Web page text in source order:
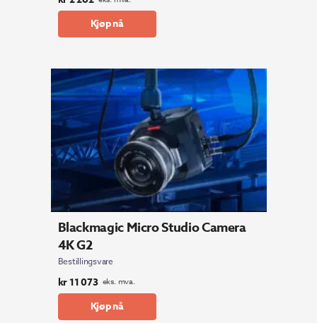
Kjøp nå
Blackmagic Micro Studio Camera
4K G2
Bestillingsvare
kr11 073 eks. mva.
Kjøp nå